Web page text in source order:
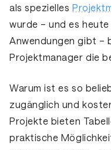
als spezielles
wurde – und es
Anwendungen gibt –
Projektmanager die
Warum ist es so
zugänglich und
Projekte bieten
praktische